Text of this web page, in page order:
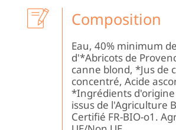
Composition
Eau, 40% minimum
d'*Abricots de
canne blond, *Jus de
concentré, Acide
*Ingrédients
issus de l'Agriculture
Certifié FR-BIO-o1.